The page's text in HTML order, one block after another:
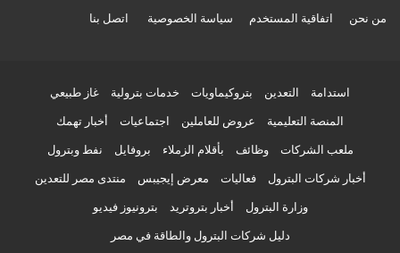
من نحن اتفاقية المستخدم سياسة الخصوصية اتصل بنا
استدامة التعدين بتروكيماويات خدمات بترولية غاز طبيعي
المنصة التعليمية عروض للعاملين اجتماعيات أخبار تهمك
ملعب الشركات وظائف بأقلام الزملاء بروفايل نفط وبترول
أخبار شركات البترول فعاليات معرض إيجيبس منتدى مصر للتعدين
وزارة البترول أخبار بتروتريد بترونيوز فيديو
دليل شركات البترول والطاقة في مصر